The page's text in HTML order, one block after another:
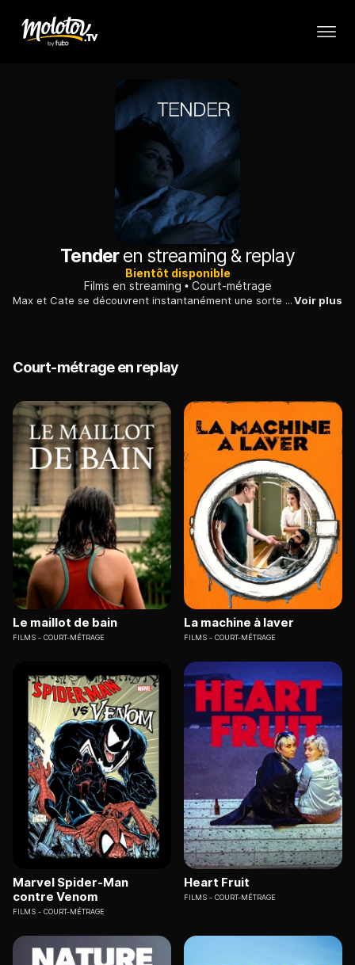
Tenderen streaming & replay
Bientôt disponible
Films en streaming
Court-métrage
Max et Cate se découvrent instantanément une sorte d'alchimie. Mais est-ce de l'amour ?Voir plus
Court-métrage en replay
Le maillot de bain
FILMS COURT-MÉTRAGE
La machine à laver
FILMS COURT-MÉTRAGE
Marvel Spider-Man
contre Venom
FILMS COURT-MÉTRAGE
Heart Fruit
FILMS COURT-MÉTRAGE